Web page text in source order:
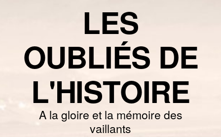
LES
OUBLIÉS DE
L'HISTOIRE
A la gloire et la mémoire des
vaillants